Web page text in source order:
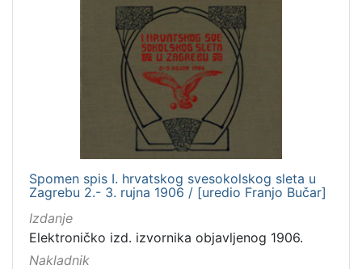
Spomen spis I. hrvatskog svesokolskog sleta u
Zagrebu 2.- 3. rujna 1906 / [uredio Franjo Bučar]
Izdanje
Elektroničko izd. izvornika objavljenog 1906.
Nakladnik